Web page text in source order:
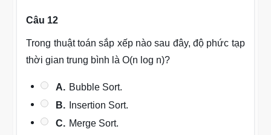
Câu 12
Trong thuật toán sắp xếp nào sau đây, độ phức tạp
thời gian trung bình là O(n log n)?
A. Bubble Sort.
B.
Insertion Sort.
C. Merge Sort.